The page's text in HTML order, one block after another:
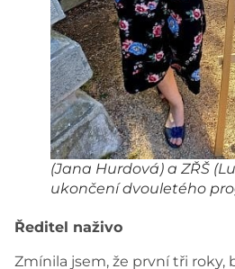
(Jana Hurdová) a ZŘŠ
ukončení dvouletého
Ředitel naživo
Zmínila jsem, že první tři roky,